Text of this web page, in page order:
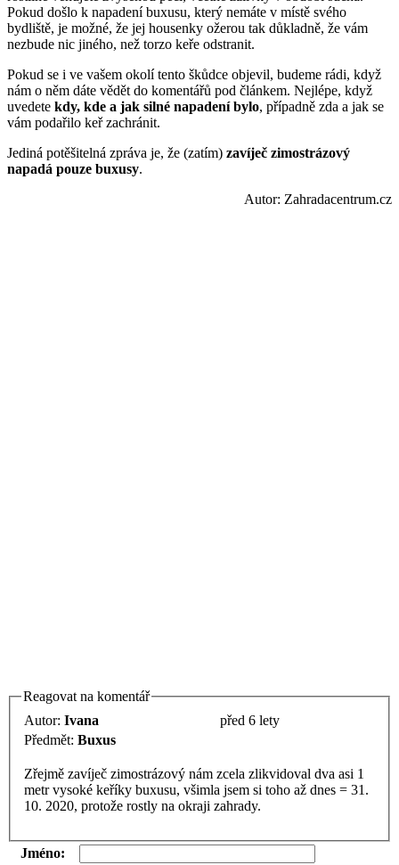
Pokud došlo k napadení buxusu, který nemáte v místě svého
bydliště, je možné, že jej housenky ožerou tak důkladně, že vám
nezbude nic jiného, než torzo keře odstranit.
Pokud se i ve vašem okolí tento škůdce objevil, budeme rádi, když
nám o něm dáte vědět do komentářů pod článkem. Nejlépe, když
uvedete kdy, kde a jak silné napadení bylo, případně zda a jak se
vám podařilo keř zachránit.
Jediná potěšitelná zpráva je, že (zatím) zavíječ zimostrázový
napadá pouze buxusy.
Autor: Zahradacentrum.cz
Reagovat na komentář
Autor: Ivana
před 6 lety
Předmět: Buxus
Zřejmě zavíječ zimostrázový nám zcela zlikvidoval dva asi 1
metr vysoké keříky buxusu, všimla jsem si toho až dnes = 31.
10. 2020, protože rostly na okraji zahrady.
Jméno: